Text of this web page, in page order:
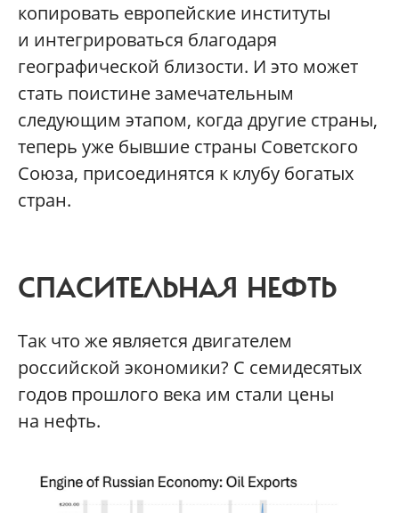
копировать европейские институты
и интегрироваться благодаря
географической близости. И это может
стать поистине замечательным
следующим этапом, когда другие страны,
теперь уже бывшие страны Советского
Союза, присоединятся к клубу богатых
стран.
СПАСИТЕЛЬНАЯ НЕФТЬ
Так что же является двигателем
российской экономики? С семидесятых
годов прошлого века им стали цены
на нефть.